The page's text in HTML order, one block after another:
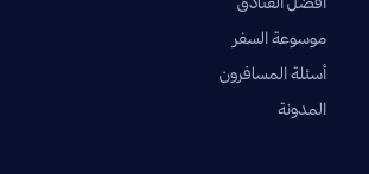
موسوعة السفر
أسئلة المسافرون
المدونة